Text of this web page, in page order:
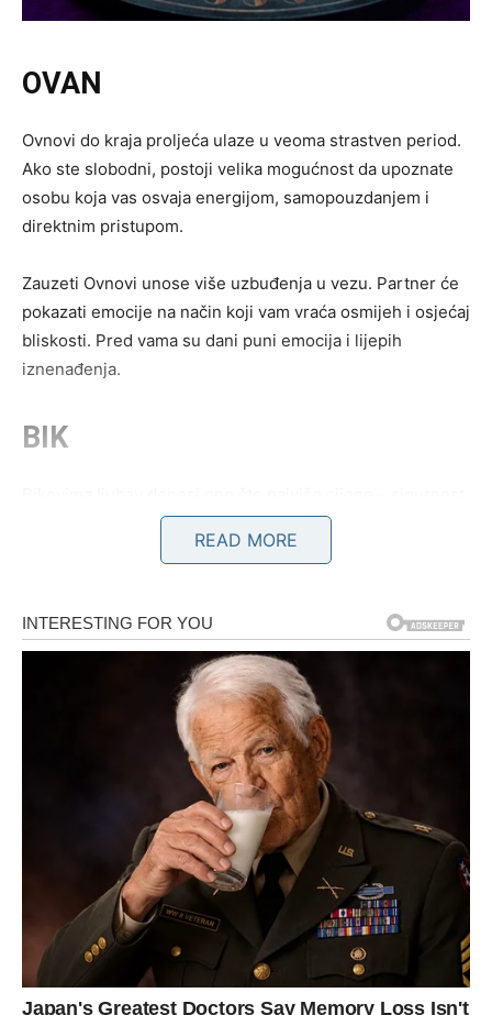
OVAN
Ovnovi do kraja proljeća ulaze u veoma strastven period.
Ako ste slobodni, postoji velika mogućnost da upoznate
osobu koja vas osvaja energijom, samopouzdanjem i
direktnim pristupom.
Zauzeti Ovnovi unose više uzbuđenja u vezu. Partner će
pokazati emocije na način koji vam vraća osmijeh i osjećaj
bliskosti. Pred vama su dani puni emocija i lijepih
iznenađenja.
BIK
Poslije perioda nesigurnosti i preispitivanja, dolazi
vrijeme kada ćete jasno znati na čemu ste.
Slobodni pripadnici znaka mogli bi upoznati osobu koja
ne dolazi sa velikim obećanjima, već sa iskrenim
namjerama. Upravo to će vas najviše privući.
Blizanci će do kraja proljeća doživjeti važan emotivni
preokret. Jedna istina izlazi na vidjelo i mijenja način na
koji gledate na određenu osobu.
Iako vas to može iznenaditi, istovremeno vam donosi
slobodu i priliku da krenete prema nečemu mnogo
iskrenijem. Slobodni Blizanci privlače pažnju gdje god da
se pojave.
READ MORE